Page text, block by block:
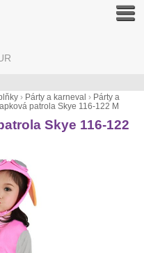
› Párty a karneval › Párty a
patrola Skye 116-122 M
Skye 116-122